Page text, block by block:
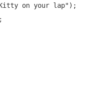
on your lap");